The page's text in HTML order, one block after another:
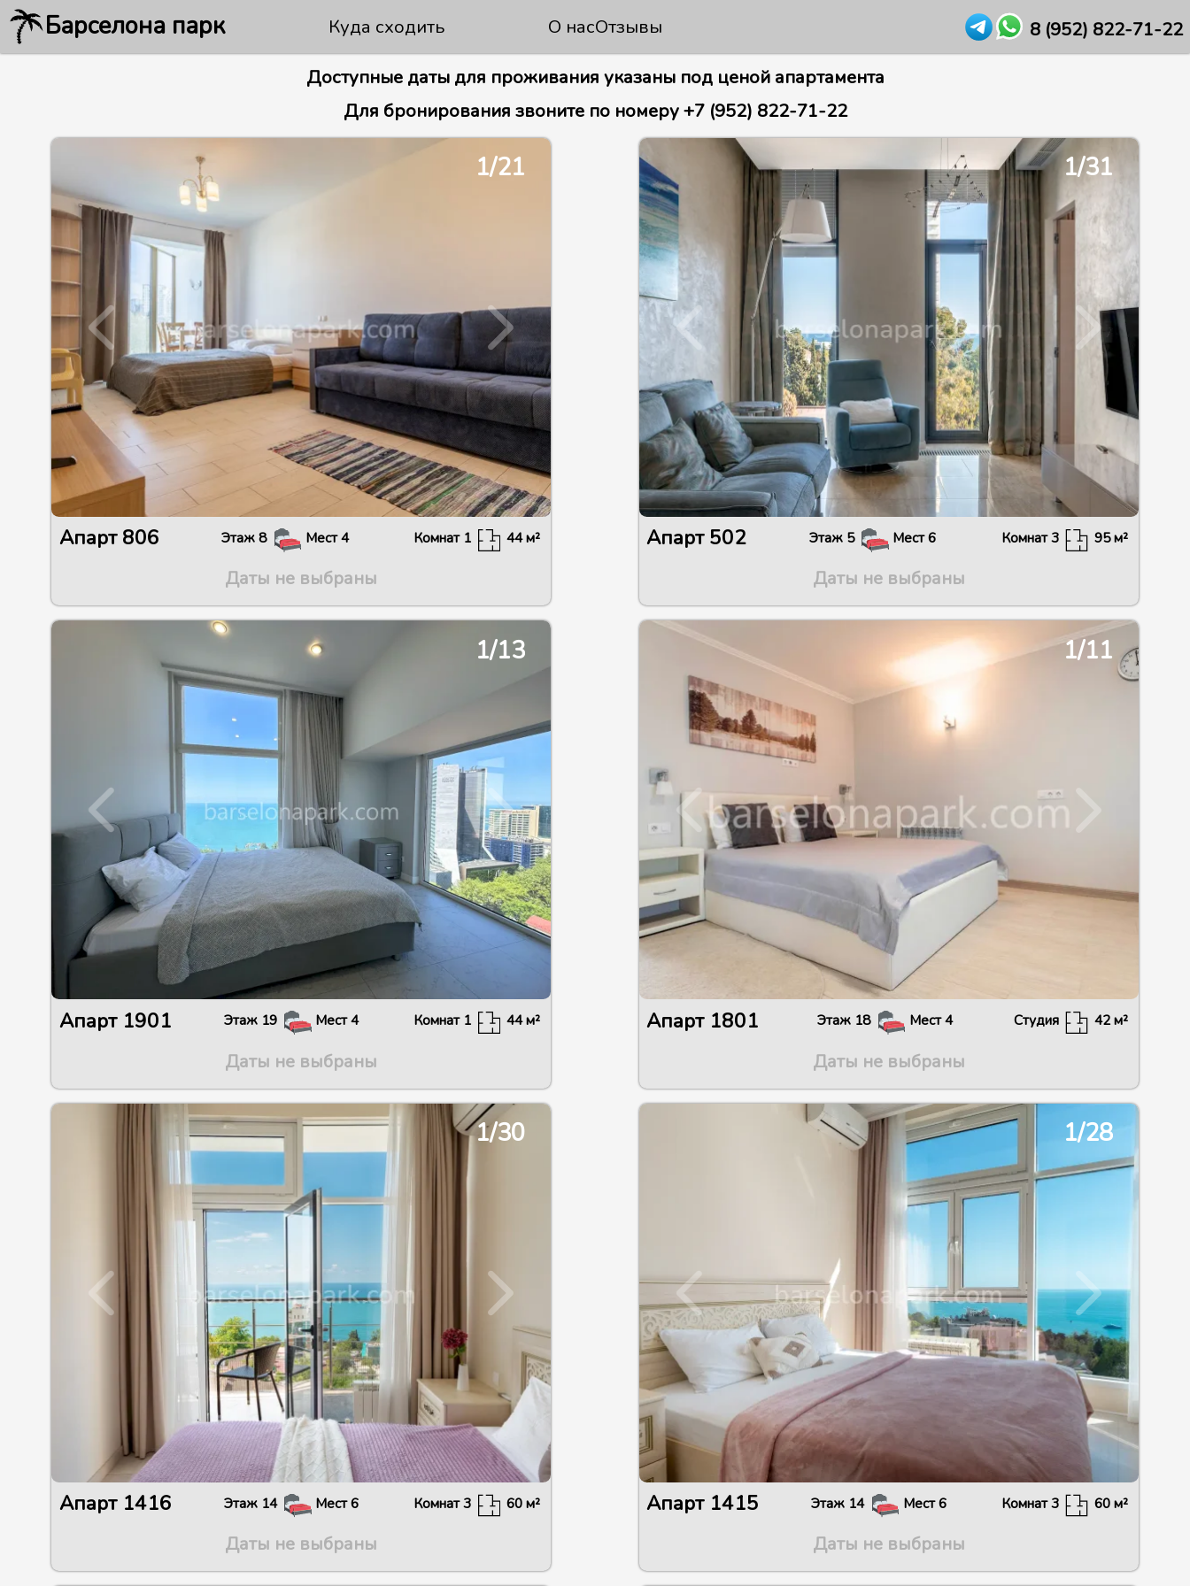
Барселона парк Куда сходить О насОтзывы
8 (952) 822-71-22
Доступные даты для проживания указаны под ценой апартамента
Для бронирования звоните по номеру +7 (952) 822-71-22
1/21 2/21
Апарт806 Этаж8 Мест4 Комнат 1 44м²
Даты не выбраны
1/31
Апарт502 Этаж 5 Мест6 Комнат3 95м²
Даты не выбраны
1/13 2/13
Апарт 1901 Этаж 19 Мест4 Комнат 1 44м²
Даты не выбраны
1/11
Апарт 1801 Этаж 18 Мест4 Студия 42м²
Даты не выбраны
1/30 2/30
Апарт 1416 Этаж 14 Мест6 Комнат3 60м²
Даты не выбраны
1/28
Апарт 1415 Этаж 14 Мест6 Комнат3 60м²
Даты не выбраны